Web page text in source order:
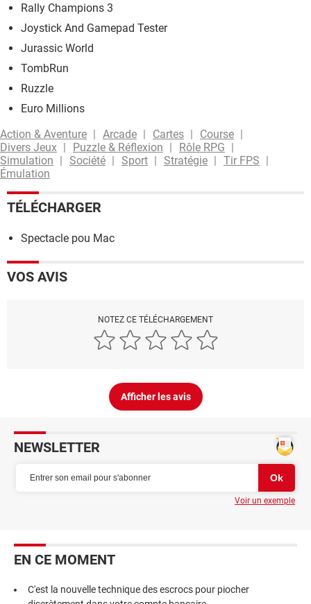
Rally Champions 3
Joystick And Gamepad Tester
Jurassic World
TombRun
Ruzzle
Euro Millions
Action & Aventure
Arcade Cartes
Course
Divers Jeux
Puzzle & Réflexion
Rôle RPG
Simulation
Société Sport Stratégie
Tir FPS
Émulation
TÉLÉCHARGER
Spectacle pou Mac
VOS AVIS
NOTEZ CE TÉLÉCHARGEMENT
Afficher les avis
NEWSLETTER
Voir un exemple
EN CE MOMENT
C'est la nouvelle technique des escrocs pour piocher